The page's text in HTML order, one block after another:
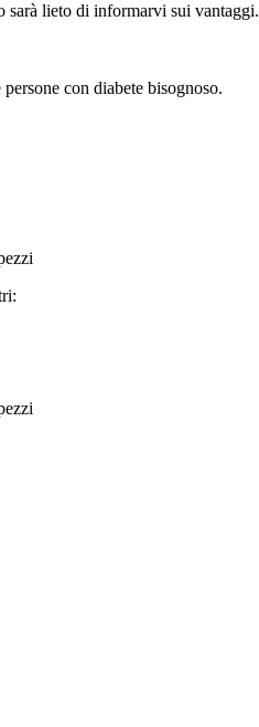
lieto di informarvi sui vantaggi.
con diabete bisognoso.